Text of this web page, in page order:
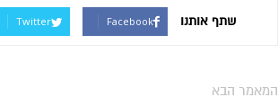
שתף אותנו Facebook
Twitter
המאמר הבא